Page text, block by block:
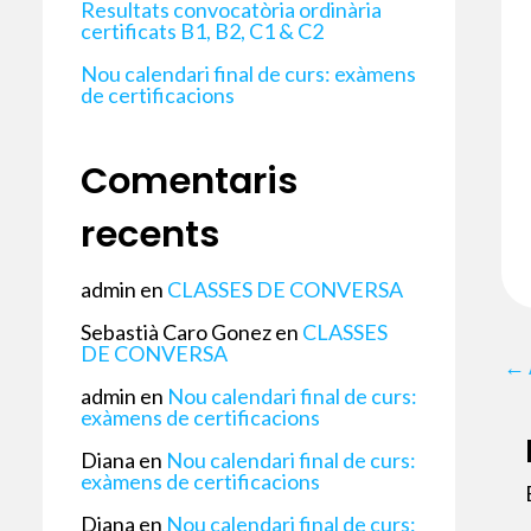
Resultats convocatòria ordinària
certificats B1, B2, C1 & C2
Nou calendari final de curs: exàmens
de certificacions
Comentaris
recents
admin en CLASSES DE CONVERSA
Sebastià Caro Gonezen CLASSES
DE CONVERSA
admin en Nou calendari final de curs:
exàmens de certificacions
Diana en Nou calendari final de curs:
exàmens de certificacions
Diana en Nou calendari final de curs:
←